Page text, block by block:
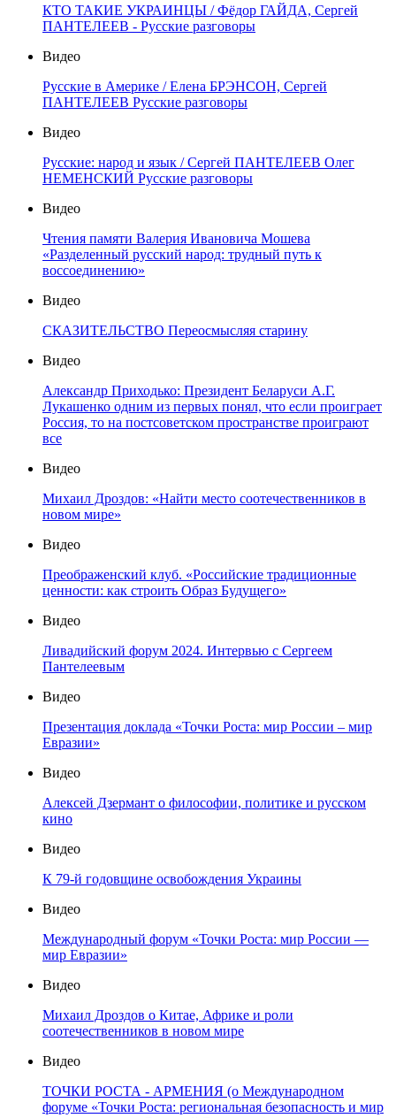
КТО ТАКИЕ УКРАИНЦЫ / Фёдор ГАЙДА, Сергей
ПАНТЕЛЕЕВ - Русские разговоры
Видео
Русские в Америке / Елена БРЭНСОН, Сергей
ПАНТЕЛЕЕВ Русские разговоры
Видео
Русские: народ и язык / Сергей ПАНТЕЛЕЕВ Олег
НЕМЕНСКИЙ Русские разговоры
Видео
Чтения памяти Валерия Ивановича Мошева
«Разделенный русский народ: трудный путь к
воссоединению»
Видео
СКАЗИТЕЛЬСТВО Переосмысляя старину
Видео
Александр Приходько: Президент Беларуси А.Г.
Лукашенко одним из первых понял, что если проиграет
Россия, то на постсоветском пространстве проиграют
все
Видео
Михаил Дроздов: «Найти место соотечественников в
новом мире»
Видео
Преображенский клуб. «Российские традиционные
ценности: как строить Образ Будущего»
Видео
Ливадийский форум 2024. Интервью с Сергеем
Пантелеевым
Видео
Презентация доклада «Точки Роста: мир России – мир
Евразии»
Видео
Алексей Дзермант о философии, политике и русском
кино
Видео
К 79-й годовщине освобождения Украины
Видео
Международный форум «Точки Роста: мир России —
мир Евразии»
Видео
Михаил Дроздов о Китае, Африке и роли
соотечественников в новом мире
Видео
ТОЧКИ РОСТА - АРМЕНИЯ (о Международном
форуме «Точки Роста: региональная безопасность и мир